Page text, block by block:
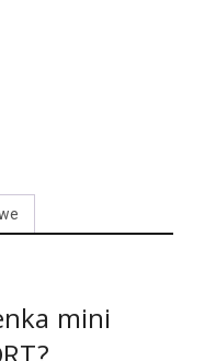
mini